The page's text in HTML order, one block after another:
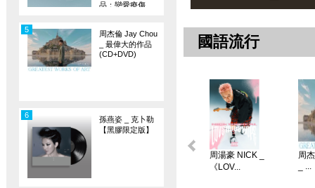
品：戀愛療傷
周杰倫 Jay Chou
_ 最偉大的作品
(CD+DVD)
5
孫燕姿 _ 克卜勒
【黑膠限定版】
6
國語流行
周湯豪 NICK _
《LOV...
周
_ ...